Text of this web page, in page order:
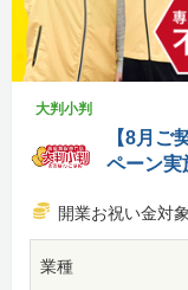
大判小判
【8月ご
ペーン実
開業お祝い金対
業種